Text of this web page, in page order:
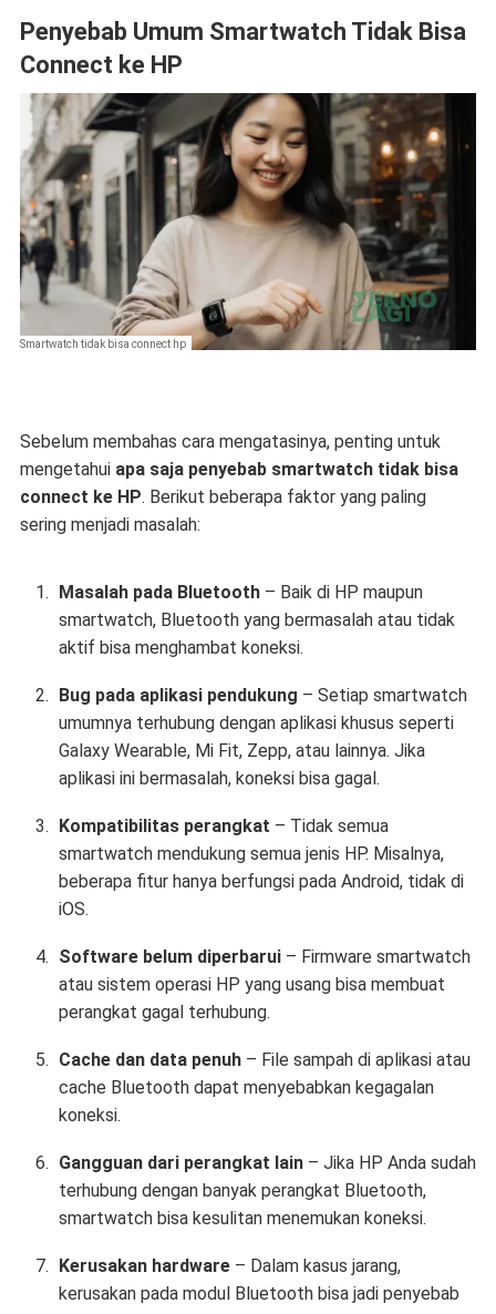
Penyebab Umum Smartwatch Tidak Bisa
Connect ke HP
Smartwatch tidak bisa connect hp
Sebelum membahas cara mengatasinya, penting untuk
mengetahui apa saja penyebab smartwatch tidak bisa
connect ke HP. Berikut beberapa faktor yang paling
sering menjadi masalah:
Masalah pada Bluetooth– Baik di HP maupun
smartwatch, Bluetooth yang bermasalah atau tidak
aktif bisa menghambat koneksi.
Bug pada aplikasi pendukung – Setiap smartwatch
umumnya terhubung dengan aplikasi khusus seperti
Galaxy Wearable, Mi Fit, Zepp, atau lainnya. Jika
aplikasi ini bermasalah, koneksi bisa gagal.
Kompatibilitas perangkat – Tidak semua
smartwatch mendukung semua jenis HP. Misalnya,
beberapa fitur hanya berfungsi pada Android, tidak di
iOS.
Software belum diperbarui– Firmware smartwatch
atau sistem operasi HP yang usang bisa membuat
perangkat gagal terhubung.
Cache dan data penuh– File sampah di aplikasi atau
cache Bluetooth dapat menyebabkan kegagalan
koneksi.
Gangguan dari perangkat lain– Jika HP Anda sudah
terhubung dengan banyak perangkat Bluetooth,
smartwatch bisa kesulitan menemukan koneksi.
Kerusakan hardware– Dalam kasus jarang,
kerusakan pada modul Bluetooth bisa jadi penyebab